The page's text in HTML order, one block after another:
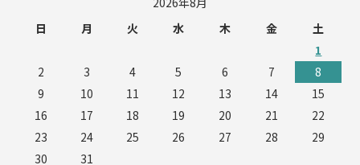
日
月 火 水 木 金
土
1
2
3 4 5 6 7
8
9
10 11 12 13 14
15
16
17 18 19 20 21
22
23
24 25 26 27 28
29
30
31